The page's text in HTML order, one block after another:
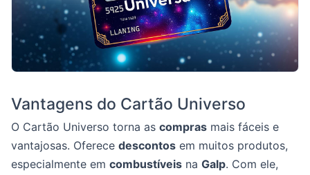
Vantagens do Cartão Universo
O Cartão Universo torna as compras mais fáceis e
vantajosas. Oferece descontos em muitos produtos,
especialmente em combustíveis na Galp. Com ele,